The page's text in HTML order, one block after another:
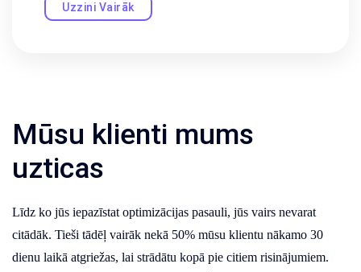
Uzzini Vairāk
Mūsu klienti mums
uzticas
Līdz ko jūs iepazīstat optimizācijas pasauli, jūs vairs nevarat
citādāk. Tieši tādēļ vairāk nekā 50% mūsu klientu nākamo 30
dienu laikā atgriežas, lai strādātu kopā pie citiem risinājumiem.